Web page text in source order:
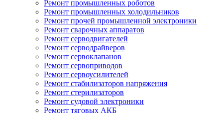
Ремонт промышленных роботов
Ремонт промышленных холодильников
Ремонт прочей промышленной электроники
Ремонт сварочных аппаратов
Ремонт серводвигателей
Ремонт серводрайверов
Ремонт сервоклапанов
Ремонт сервоприводов
Ремонт сервоусилителей
Ремонт стабилизаторов напряжения
Ремонт стерилизаторов
Ремонт судовой электроники
Ремонт тяговых АКБ